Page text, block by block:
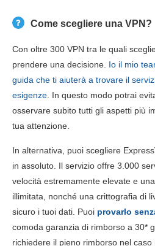
Come scegliere una VPN?
Con oltre 300 VPN tra le quali
prendere una decisione. Io il mio
guida che ti aiuterà a trovare il
esigenze . In questo modo potrai
osservare subito tutti gli aspetti più
tua attenzione.
In alternativa, puoi scegliere
in assoluto. Il servizio offre 3.000
velocità estremamente elevate e
illimitata, nonché una crittografia di
sicuro i tuoi dati. Puoi provarlo
comoda garanzia di rimborso a 30*
richiedere il pieno rimborso nel